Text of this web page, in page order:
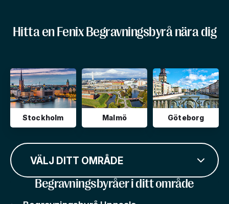
Hitta en Fenix Begravningsbyrå nära dig
Stockholm Malmö Göteborg
VÄLJ DITT OMRÅDE
Begravningsbyråer i ditt område